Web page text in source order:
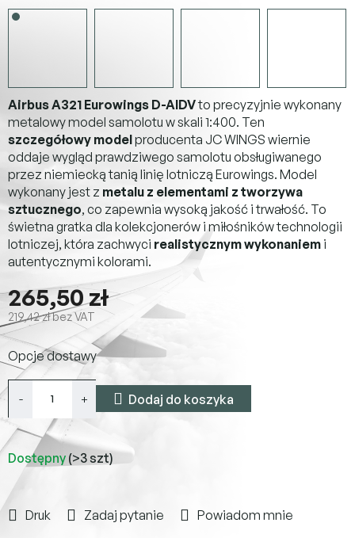
265,50 zł
219,42 zł bez VAT
Cena
jednostkowa:
Dostępny (>3 szt)
Opcje dostawy
Dodaj do koszyka
Airbus A321 Eurowings D-AIDVto precyzyjnie wykonany
metalowy model samolotu w skali 1:400. Ten
szczegółowy modelproducenta JC WINGS wiernie
oddaje wygląd prawdziwego samolotu obsługiwanego
przez niemiecką tanią linię lotniczą Eurowings. Model
wykonany jest z metalu z elementami z tworzywa
sztucznego, co zapewnia wysoką jakość i trwałość. To
świetna gratka dla kolekcjonerów i miłośników technologii
lotniczej, która zachwyci realistycznym wykonaniem i
autentycznymi kolorami.
Druk Zadaj pytanie Powiadom mnie